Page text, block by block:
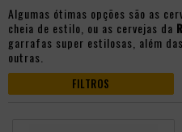
Algumas ótimas opções são as
cheia de estilo, ou as cervejas da
garrafas super estilosas, além das
outras.
FILTROS